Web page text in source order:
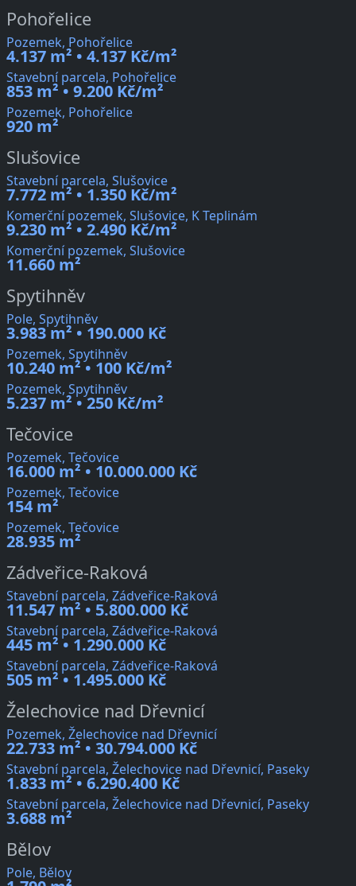
Pohořelice
Pozemek, Pohořelice
4.137 m² • 4.137 Kč/m²
Stavební parcela, Pohořelice
853 m² • 9.200 Kč/m²
Pozemek, Pohořelice
920 m²
Slušovice
Stavební parcela, Slušovice
7.772 m² • 1.350 Kč/m²
Komerční pozemek, Slušovice, K Teplinám
9.230 m² • 2.490 Kč/m²
Komerční pozemek, Slušovice
11.660 m²
Spytihněv
Pole, Spytihněv
3.983 m² • 190.000 Kč
Pozemek, Spytihněv
10.240 m² • 100 Kč/m²
Pozemek, Spytihněv
5.237 m² • 250 Kč/m²
Tečovice
Pozemek, Tečovice
16.000 m² • 10.000.000 Kč
Pozemek, Tečovice
154 m²
Pozemek, Tečovice
28.935 m²
Zádveřice-Raková
Stavební parcela, Zádveřice-Raková
11.547 m² • 5.800.000 Kč
Stavební parcela, Zádveřice-Raková
445 m² • 1.290.000 Kč
Stavební parcela, Zádveřice-Raková
505 m² • 1.495.000 Kč
Želechovice nad Dřevnicí
Pozemek, Želechovice nad Dřevnicí
22.733 m² • 30.794.000 Kč
Stavební parcela, Želechovice nad Dřevnicí, Paseky
1.833 m² • 6.290.400 Kč
Stavební parcela, Želechovice nad Dřevnicí, Paseky
3.688 m²
Bělov
Pole, Bělov